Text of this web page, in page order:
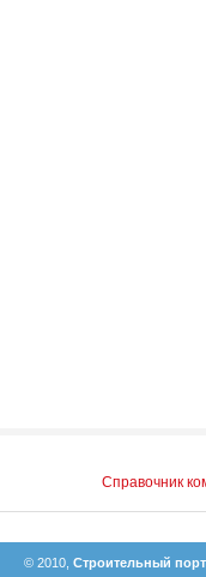
Справочник
© 2010, Строительный